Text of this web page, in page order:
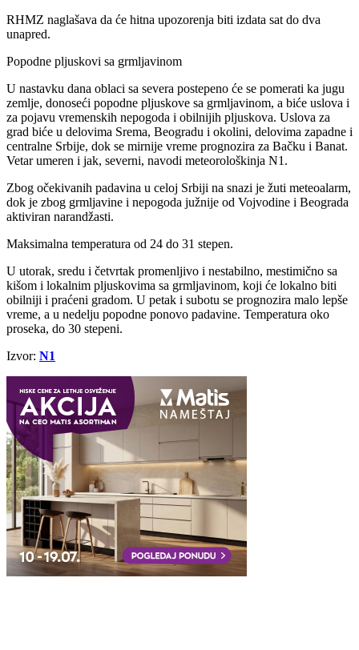
RHMZ naglašava da će hitna upozorenja biti izdata sat do dva
unapred.
Popodne pljuskovi sa grmljavinom
U nastavku dana oblaci sa severa postepeno će se pomerati ka jugu
zemlje, donoseći popodne pljuskove sa grmljavinom, a biće uslova i
za pojavu vremenskih nepogoda i obilnijih pljuskova. Uslova za
grad biće u delovima Srema, Beogradu i okolini, delovima zapadne i
centralne Srbije, dok se mirnije vreme prognozira za Bačku i Banat.
Vetar umeren i jak, severni, navodi meteorološkinja N1.
Zbog očekivanih padavina u celoj Srbiji na snazi je žuti meteoalarm,
dok je zbog grmljavine i nepogoda južnije od Vojvodine i Beograda
aktiviran narandžasti.
Maksimalna temperatura od 24 do 31 stepen.
U utorak, sredu i četvrtak promenljivo i nestabilno, mestimično sa
kišom i lokalnim pljuskovima sa grmljavinom, koji će lokalno biti
obilniji i praćeni gradom. U petak i subotu se prognozira malo lepše
vreme, a u nedelju popodne ponovo padavine. Temperatura oko
proseka, do 30 stepeni.
Izvor: N1